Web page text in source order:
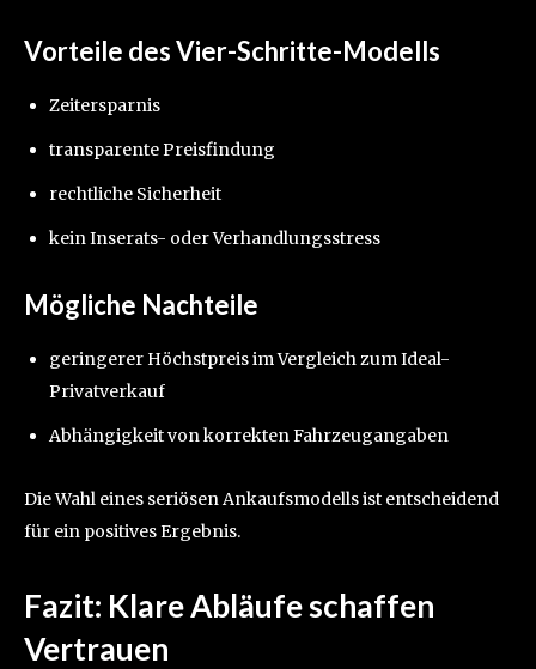
Vorteile des Vier-Schritte-Modells
Zeitersparnis
transparente Preisfindung
rechtliche Sicherheit
kein Inserats- oder Verhandlungsstress
Mögliche Nachteile
geringerer Höchstpreis im Vergleich zum Ideal-
Privatverkauf
Abhängigkeit von korrekten Fahrzeugangaben
Die Wahl eines seriösen Ankaufsmodells ist entscheidend
für ein positives Ergebnis.
Fazit: Klare Abläufe schaffen
Vertrauen